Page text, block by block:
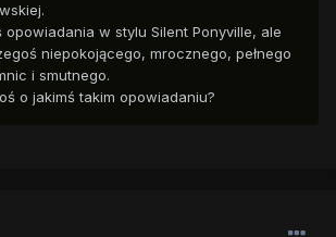
opowiadania w stylu Silent Ponyville, ale
niepokojącego, mrocznego, pełnego
i smutnego.
o jakimś takim opowiadaniu?